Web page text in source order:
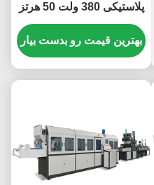
پلاستیکی 380 ولت 50 هرتز
با اکسترودر دو مارپیچ
یکپارچه و راه حل های تحویل
بندر چینگدائو
بهترین قیمت رو بدست بیار